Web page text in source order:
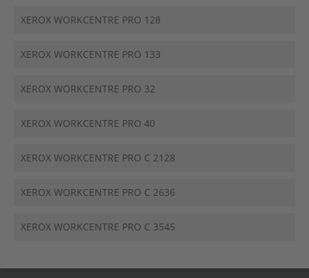
XEROX WORKCENTRE PRO 128
XEROX WORKCENTRE PRO 133
XEROX WORKCENTRE PRO 32
XEROX WORKCENTRE PRO 40
XEROX WORKCENTRE PRO C 2128
XEROX WORKCENTRE PRO C 2636
XEROX WORKCENTRE PRO C 3545